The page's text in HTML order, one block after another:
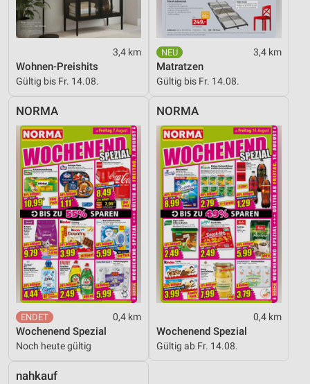
3,4 km
Wohnen-Preishits
Gültig bis Fr. 14.08.
3,4 km
Matratzen
Gültig bis Fr. 14.08.
NORMA
0,4 km
Wochenend Spezial
Noch heute gültig
NORMA
0,4 km
Wochenend Spezial
Gültig ab Fr. 14.08.
nahkauf